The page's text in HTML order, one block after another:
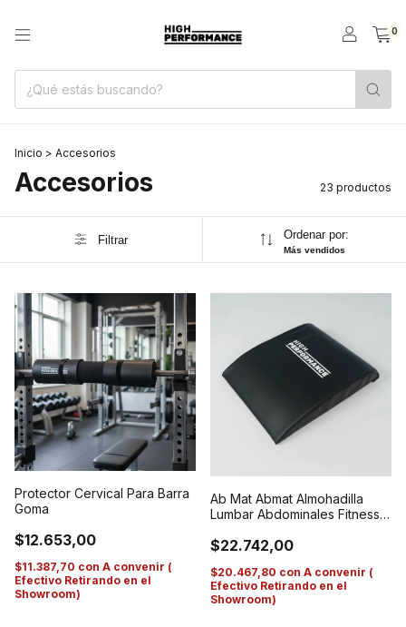
0
Inicio > Accesorios
Accesorios 23 productos
Filtrar Ordenar por:
Más vendidos
Protector Cervical Para Barra
Goma
$12.653,00
$11.387,70 con A convenir (
Efectivo Retirando en el
Showroom)
Ab Mat Abmat Almohadilla
Lumbar Abdominales Fitness
$22.742,00
$20.467,80 con A convenir (
Efectivo Retirando en el
Showroom)